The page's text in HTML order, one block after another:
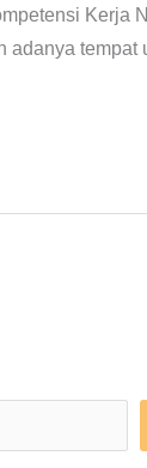
Kerja
adanya tempat